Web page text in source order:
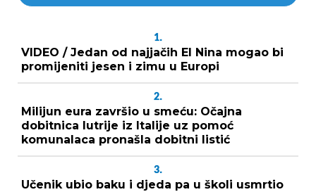
1.
VIDEO / Jedan od najjačih El Nina mogao bi
promijeniti jesen i zimu u Europi
2.
Milijun eura završio u smeću: Očajna
dobitnica lutrije iz Italije uz pomoć
komunalaca pronašla dobitni listić
3.
Učenik ubio baku i djeda pa u školi usmrtio